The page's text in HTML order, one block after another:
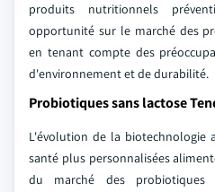
produits nutritionnels
opportunité sur le marché des
en tenant compte des
d'environnement et de durabilité.
Probiotiques sans lactose
L'évolution de la biotechnologie
santé plus personnalisées
du marché des probiotiques